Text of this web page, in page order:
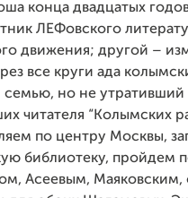
конца двадцатых
ЛЕФовского
движения; другой –
все круги ада
но не утративший
читателя “Колымских
по центру Москвы,
библиотеку, пройдем
Асеевым, Маяковским,